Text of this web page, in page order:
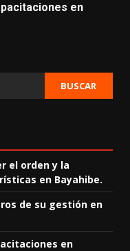
en
BUSCAR
el orden y la
en Bayahibe.
de su gestión en
en